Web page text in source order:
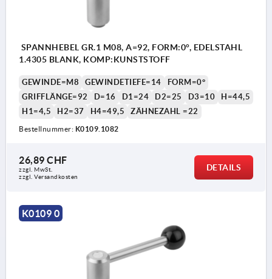
SPANNHEBEL GR.1 M08, A=92, FORM:0°, EDELSTAHL
1.4305 BLANK, KOMP:KUNSTSTOFF
GEWINDE=M8 GEWINDETIEFE=14
FORM=0°
GRIFFLÄNGE=92
D=16 D1=24 D2=25 D3=10
H=44,5
H1=4,5
H2=37 H4=49,5 ZÄHNEZAHL =22
Bestellnummer: K0109.1082
26,89 CHF
zzgl. MwSt.
zzgl. Versandkosten
DETAILS
K0109 0